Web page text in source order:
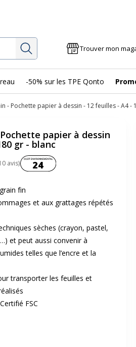
Rechercher Trouver mon
-50% sur les TPE Qonto
- Pochette papier à dessin - 12 feuilles - A4 -
papier à dessin
gr - blanc
avis)Coût environnemental :
24
fin
et aux grattages répétés
sèches (crayon, pastel,
et peut aussi convenir à
telles que l’encre et la
transporter les feuilles et
FSC